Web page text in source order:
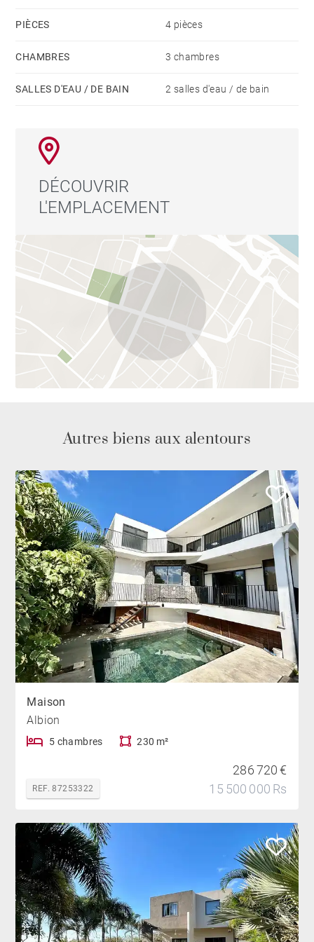
PIÈCES 4 pièces
CHAMBRES 3 chambres
SALLES D'EAU / DE BAIN 2 salles d'eau / de bain
DÉCOUVRIR
L'EMPLACEMENT
Autres biens aux alentours
Maison
Albion
5 chambres 230 m²
REF. 87253322
286 720 €
15 500 000 Rs